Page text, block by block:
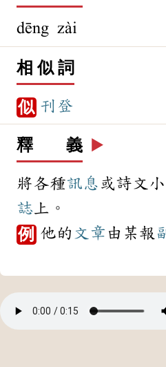
dēng zài
相 似 詞
似 刊登
釋 義 ▶️
將各種訊息 或詩文
誌 上。
例 他的 文章 由某報